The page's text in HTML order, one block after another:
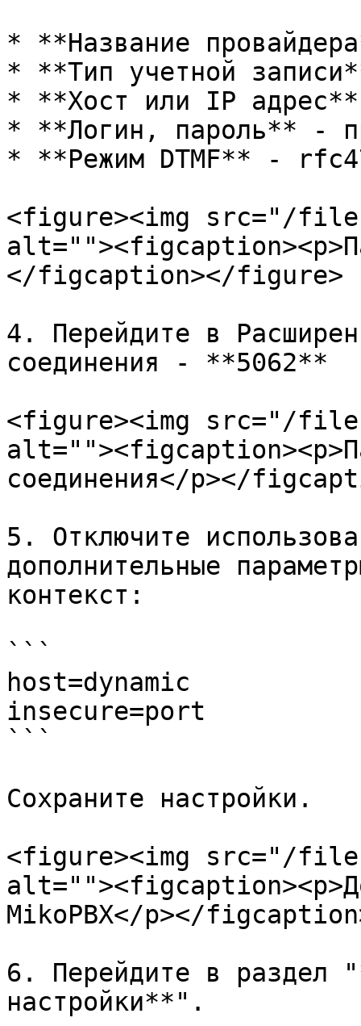
* **Название
* **Тип учетной
* **Хост или IP
* **Логин, пароль** -
* **Режим DTMF** -
<figure><img src="/files/
</figcaption></figure>
4. Перейдите в
соединения - **5062**
<figure><img src="/files/
соединения</p></
5. Отключите
дополнительные
контекст:
```
host=dynamic
insecure=port
```
Сохраните настройки.
<figure><img src="/files/
MikoPBX</p></
6. Перейдите в раздел
настройки**".